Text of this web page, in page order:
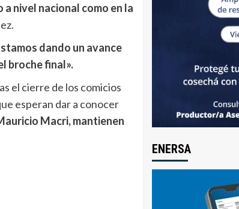
nivel nacional como en la
dando un avance
broche final».
el cierre de los comicios
esperan dar a conocer
Macri, mantienen
ENERSA